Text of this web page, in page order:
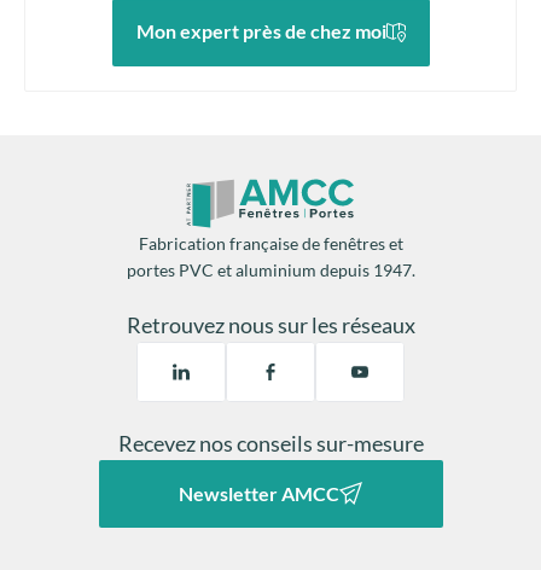
Mon expert près de chez moi
Fabrication française de fenêtres et
portes PVC et aluminium depuis 1947.
Retrouvez nous sur les réseaux
Recevez nos conseils sur-mesure
Newsletter AMCC